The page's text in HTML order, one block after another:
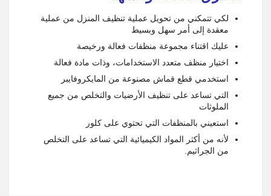
لكي تتمكني من تحويل عملية تنظيف المنزل من عملية
معقدة إلى أمر سهل وبسيط
عليك اقتناء مجموعة منظفات فعالة ورخيصة
اختيار منظف متعدد الاستخدامات، وذات مادة فعالة
استخدمي قطع قماش مصنوعة من المايكروفايبر
التي تساعد على تنظيف الأرضيات والتخلص من جميع
الملوثات
استعيني بالمنظفات التي تحتوي على كلور
لأنه من أكثر المواد الكيميائية التي تساعد على التخلص
من الجراثيم.